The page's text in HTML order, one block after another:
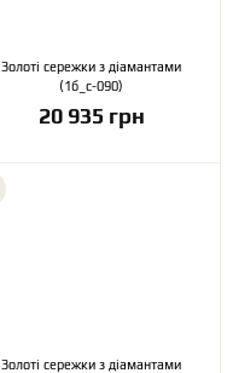
Золоті сережки з діамантами
(1б_с-090)
20 935 грн
Золоті сережки з діамантами